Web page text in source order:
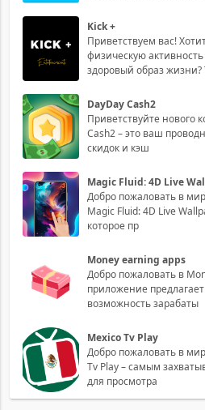
Kick +
Приветствуем вас!
физическую
здоровый образ жизни?
DayDay Cash2
Приветствуйте нового
Cash2 – это ваш
скидок и кэш
Magic Fluid: 4D Live
Добро пожаловать в
Magic Fluid: 4D Live
которое пр
Money earning apps
Добро пожаловать в
приложение
возможность зарабаты
Mexico Tv Play
Добро пожаловать в
Tv Play – самым
для просмотра